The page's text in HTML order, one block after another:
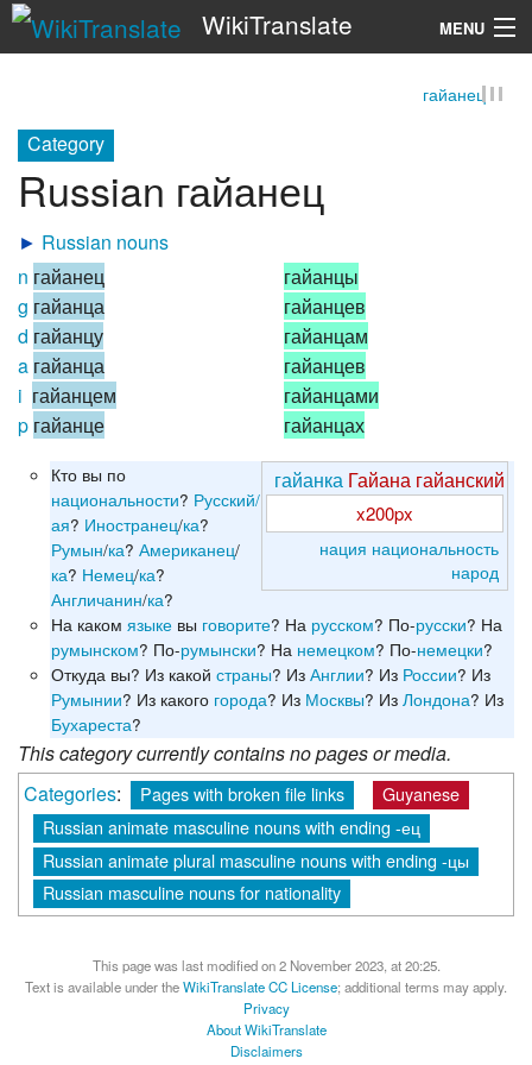
WikiTranslate MENU
гайанец
Category
Russian гайанец
► Russian nouns
n гайанец
g гайанца
d гайанцу
a гайанца
i гайанцем
p гайанце
гайанцы
гайанцев
гайанцам
гайанцев
гайанцами
гайанцах
гайанка Гайана гайанский
x200px
нация национальность
народ
Кто вы по
национальности? Русский/
ая? Иностранец/ка?
Румын/ка?Американец/
ка? Немец/ка?
Англичанин/ка?
На какомязыке вы говорите? На русском? По-русски? На
румынском? По-румынски? На немецком? По-немецки?
Откуда вы? Из какойстраны? ИзАнглии? Из России? Из
Румынии? Из какого города? Из Москвы? ИзЛондона? Из
Бухареста?
This category currently contains no pages or media.
Categories: Pages with broken file links
Guyanese
Russian animate masculine nouns with ending -ец
Russian animate plural masculine nouns with ending -цы
Russian masculine nouns for nationality
This page was last modified on 2 November 2023, at 20:25.
Text is available under theWikiTranslate CC License; additional terms may apply.
Privacy
About WikiTranslate
Disclaimers